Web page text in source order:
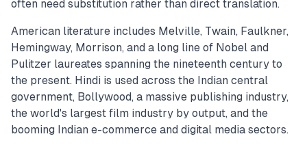
often need substitution rather than direct translation.
American literature includes Melville, Twain, Faulkner,
Hemingway, Morrison, and a long line of Nobel and
Pulitzer laureates spanning the nineteenth century to
the present. Hindi is used across the Indian central
government, Bollywood, a massive publishing industry,
the world's largest film industry by output, and the
booming Indian e-commerce and digital media sectors.